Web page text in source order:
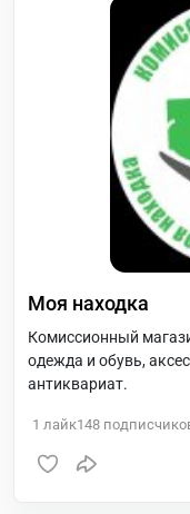
Моя находка
Комиссионный
одежда и обувь,
антиквариат.
1 лайк148